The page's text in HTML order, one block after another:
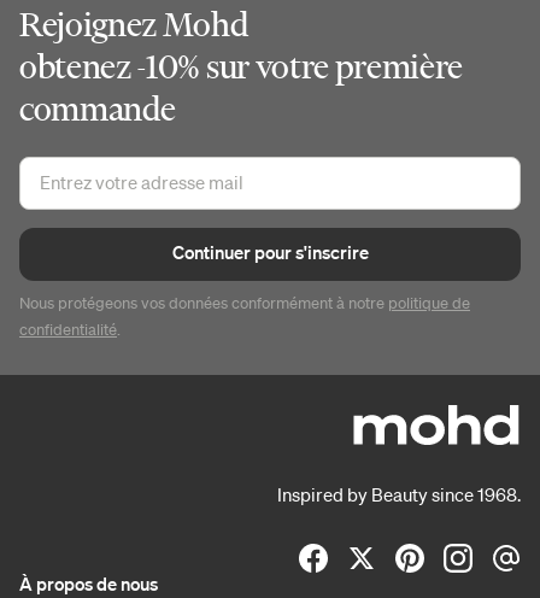
Rejoignez Mohd
obtenez -10% sur votre première
commande
Continuer pour s'inscrire
Nous protégeons vos données conformément à notre politique de
confidentialité.
Inspired by Beauty since 1968.
À propos de nous